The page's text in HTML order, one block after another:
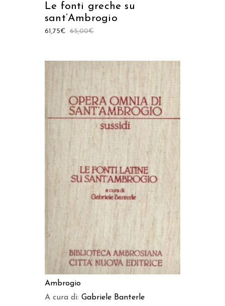
Le fonti greche su
sant’Ambrogio
65,00€
61,75€
AGGIUNGI AL CARRELLO
Ambrogio
A cura di: Gabriele Banterle